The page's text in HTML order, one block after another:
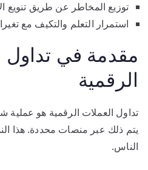
توزيع المخاطر عن طريق تنويع
استمرار التعلم والتكيف مع
مقدمة في تداول
الرقمية
تداول العملات الرقمية هو عملية
يتم ذلك عبر منصات محددة. هذا
الناس.